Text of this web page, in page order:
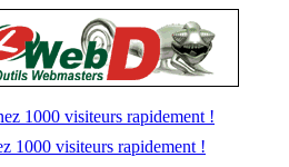
1000 visiteurs rapidement !
1000 visiteurs rapidement !